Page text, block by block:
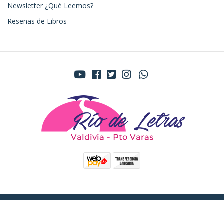
Newsletter ¿Qué Leemos?
Reseñas de Libros